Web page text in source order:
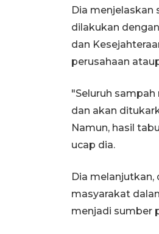
Dia
dilakukan
dan
perusahaan
"Seluruh
dan akan
Namun, hasil
ucap dia.
Dia
masyarakat
menjadi sumber